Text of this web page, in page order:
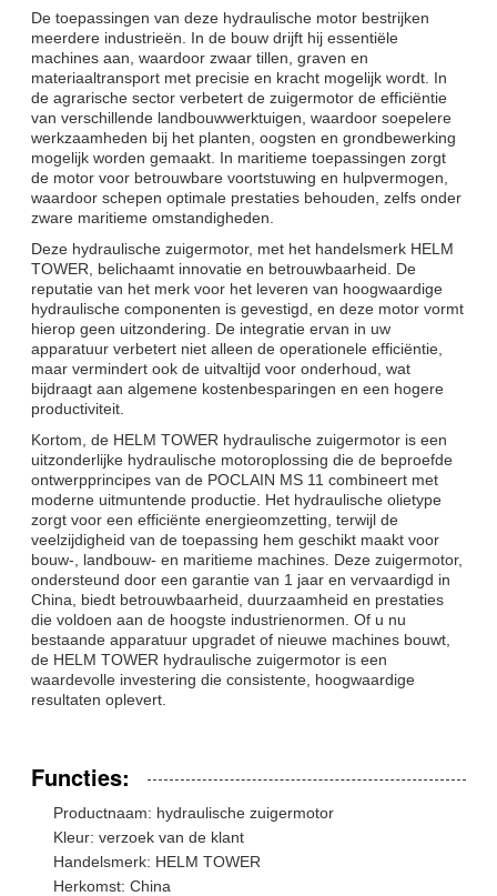
De toepassingen van deze hydraulische motor bestrijken
meerdere industrieën. In de bouw drijft hij essentiële
machines aan, waardoor zwaar tillen, graven en
materiaaltransport met precisie en kracht mogelijk wordt. In
de agrarische sector verbetert de zuigermotor de efficiëntie
van verschillende landbouwwerktuigen, waardoor soepelere
werkzaamheden bij het planten, oogsten en grondbewerking
mogelijk worden gemaakt. In maritieme toepassingen zorgt
de motor voor betrouwbare voortstuwing en hulpvermogen,
waardoor schepen optimale prestaties behouden, zelfs onder
zware maritieme omstandigheden.
Deze hydraulische zuigermotor, met het handelsmerk HELM
TOWER, belichaamt innovatie en betrouwbaarheid. De
reputatie van het merk voor het leveren van hoogwaardige
hydraulische componenten is gevestigd, en deze motor vormt
hierop geen uitzondering. De integratie ervan in uw
apparatuur verbetert niet alleen de operationele efficiëntie,
maar vermindert ook de uitvaltijd voor onderhoud, wat
bijdraagt ​​aan algemene kostenbesparingen en een hogere
productiviteit.
Kortom, de HELM TOWER hydraulische zuigermotor is een
uitzonderlijke hydraulische motoroplossing die de beproefde
ontwerpprincipes van de POCLAIN MS 11 combineert met
moderne uitmuntende productie. Het hydraulische olietype
zorgt voor een efficiënte energieomzetting, terwijl de
veelzijdigheid van de toepassing hem geschikt maakt voor
bouw-, landbouw- en maritieme machines. Deze zuigermotor,
ondersteund door een garantie van 1 jaar en vervaardigd in
China, biedt betrouwbaarheid, duurzaamheid en prestaties
die voldoen aan de hoogste industrienormen. Of u nu
bestaande apparatuur upgradet of nieuwe machines bouwt,
de HELM TOWER hydraulische zuigermotor is een
waardevolle investering die consistente, hoogwaardige
resultaten oplevert.
Functies:
Productnaam: hydraulische zuigermotor
Kleur: verzoek van de klant
Handelsmerk: HELM TOWER
Herkomst: China